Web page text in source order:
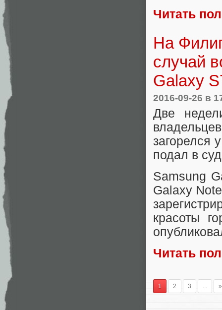
Читать
На
случай
Galaxy
2016-09-26 в
Две
загорелся
подал в
Samsung
Galaxy
красоты
Читать
1 2 3 ... »